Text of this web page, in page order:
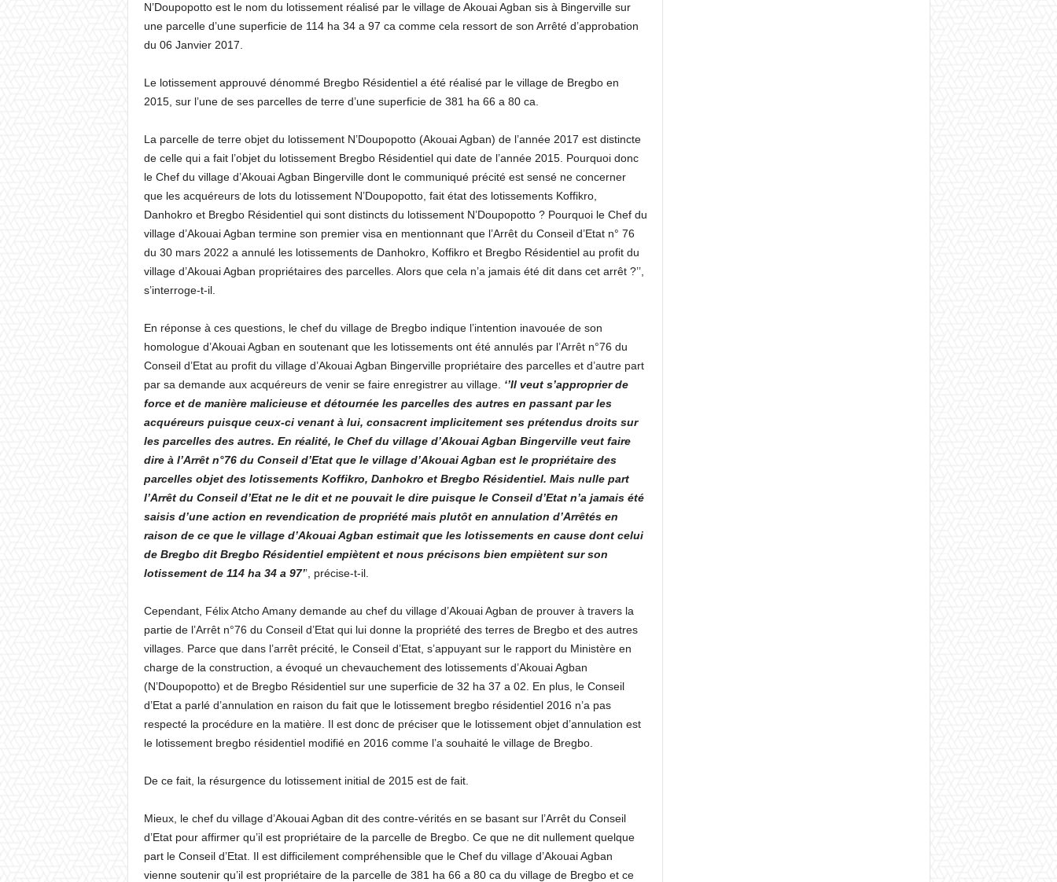
N’Doupopotto est le nom du lotissement réalisé par le village de Akouai Agban sis à Bingerville sur
une parcelle d’une superficie de 114 ha 34 a 97 ca comme cela ressort de son Arrêté d’approbation
du 06 Janvier 2017.
Le lotissement approuvé dénommé Bregbo Résidentiel a été réalisé par le village de Bregbo en
2015, sur l’une de ses parcelles de terre d’une superficie de 381 ha 66 a 80 ca.
La parcelle de terre objet du lotissement N’Doupopotto (Akouai Agban) de l’année 2017 est distincte
de celle qui a fait l’objet du lotissement Bregbo Résidentiel qui date de l’année 2015. Pourquoi donc
le Chef du village d’Akouai Agban Bingerville dont le communiqué précité est sensé ne concerner
que les acquéreurs de lots du lotissement N’Doupopotto, fait état des lotissements Koffikro,
Danhokro et Bregbo Résidentiel qui sont distincts du lotissement N’Doupopotto ? Pourquoi le Chef du
village d’Akouai Agban termine son premier visa en mentionnant que l’Arrêt du Conseil d’Etat n° 76
du 30 mars 2022 a annulé les lotissements de Danhokro, Koffikro et Bregbo Résidentiel au profit du
village d’Akouai Agban propriétaires des parcelles. Alors que cela n’a jamais été dit dans cet arrêt ?’’,
s’interroge-t-il.
En réponse à ces questions, le chef du village de Bregbo indique l’intention inavouée de son
homologue d’Akouai Agban en soutenant que les lotissements ont été annulés par l’Arrêt n°76 du
Conseil d’Etat au profit du village d’Akouai Agban Bingerville propriétaire des parcelles et d’autre part
par sa demande aux acquéreurs de venir se faire enregistrer au village. ‘’Il veut s’approprier de
force et de manière malicieuse et détournée les parcelles des autres en passant par les
acquéreurs puisque ceux-ci venant à lui, consacrent implicitement ses prétendus droits sur
les parcelles des autres. En réalité, le Chef du village d’Akouai Agban Bingerville veut faire
dire à l’Arrêt n°76 du Conseil d’Etat que le village d’Akouai Agban est le propriétaire des
parcelles objet des lotissements Koffikro, Danhokro et Bregbo Résidentiel. Mais nulle part
l’Arrêt du Conseil d’Etat ne le dit et ne pouvait le dire puisque le Conseil d’Etat n’a jamais été
saisis d’une action en revendication de propriété mais plutôt en annulation d’Arrêtés en
raison de ce que le village d’Akouai Agban estimait que les lotissements en cause dont celui
de Bregbo dit Bregbo Résidentiel empiètent et nous précisons bien empiètent sur son
lotissement de 114 ha 34 a 97’’, précise-t-il.
Cependant, Félix Atcho Amany demande au chef du village d’Akouai Agban de prouver à travers la
partie de l’Arrêt n°76 du Conseil d’Etat qui lui donne la propriété des terres de Bregbo et des autres
villages. Parce que dans l’arrêt précité, le Conseil d’Etat, s’appuyant sur le rapport du Ministère en
charge de la construction, a évoqué un chevauchement des lotissements d’Akouai Agban
(N’Doupopotto) et de Bregbo Résidentiel sur une superficie de 32 ha 37 a 02. En plus, le Conseil
d’Etat a parlé d’annulation en raison du fait que le lotissement bregbo résidentiel 2016 n’a pas
respecté la procédure en la matière. Il est donc de préciser que le lotissement objet d’annulation est
le lotissement bregbo résidentiel modifié en 2016 comme l’a souhaité le village de Bregbo.
De ce fait, la résurgence du lotissement initial de 2015 est de fait.
Mieux, le chef du village d’Akouai Agban dit des contre-vérités en se basant sur l’Arrêt du Conseil
d’Etat pour affirmer qu’il est propriétaire de la parcelle de Bregbo. Ce que ne dit nullement quelque
part le Conseil d’Etat. Il est difficilement compréhensible que le Chef du village d’Akouai Agban
vienne soutenir qu’il est propriétaire de la parcelle de 381 ha 66 a 80 ca du village de Bregbo et ce